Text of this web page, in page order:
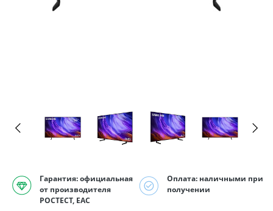
Гарантия: официальная
от производителя
РОСТЕСТ, EAC
Оплата: наличными при
получении